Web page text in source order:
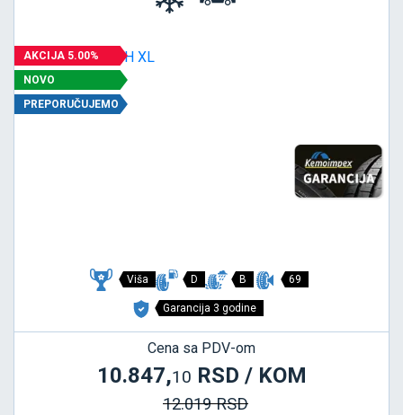
AKCIJA 5.00%
NOVO
PREPORUČUJEMO
Viša D B 69
Garancija 3 godine
Cena sa PDV-om
10.847,10 RSD / KOM
12.019 RSD